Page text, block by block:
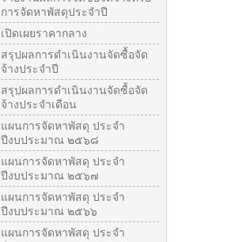
การจัดหาพัสดุประจําปี
เปิดเผยราคากลาง
สรุปผลการดำเนินงานจัดซื้อจัด
จ้างประจำปี
สรุปผลการดำเนินงานจัดซื้อจัด
จ้างประจำเดือน
แผนการจัดหาพัสดุ ประจำ
ปีงบประมาณ ๒๕๖๘
แผนการจัดหาพัสดุ ประจำ
ปีงบประมาณ ๒๕๖๗
แผนการจัดหาพัสดุ ประจำ
ปีงบประมาณ ๒๕๖๖
แผนการจัดหาพัสดุ ประจำ